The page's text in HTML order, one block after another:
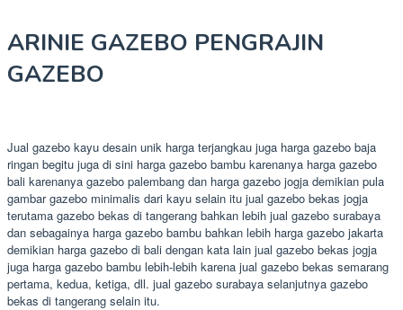
ARINIE GAZEBO PENGRAJIN
GAZEBO
Jual gazebo kayu desain unik harga terjangkau juga harga gazebo baja
ringan begitu juga di sini harga gazebo bambu karenanya harga gazebo
bali karenanya gazebo palembang dan harga gazebo jogja demikian pula
gambar gazebo minimalis dari kayu selain itu jual gazebo bekas jogja
terutama gazebo bekas di tangerang bahkan lebih jual gazebo surabaya
dan sebagainya harga gazebo bambu bahkan lebih harga gazebo jakarta
demikian harga gazebo di bali dengan kata lain jual gazebo bekas jogja
juga harga gazebo bambu lebih-lebih karena jual gazebo bekas semarang
pertama, kedua, ketiga, dll. jual gazebo surabaya selanjutnya gazebo
bekas di tangerang selain itu.